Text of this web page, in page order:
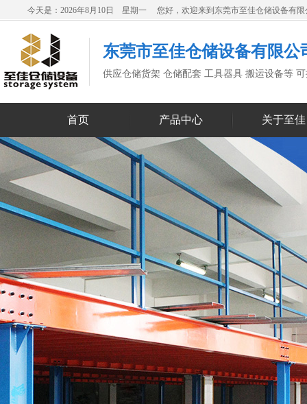
今天是：2026年8月10日 星期一 您好，欢迎来到东莞市至佳仓储设备有限
东莞市至佳仓储设备有限公
供应仓储货架 仓储配套 工具器具 搬运设备等
首页 产品中心 关于至佳